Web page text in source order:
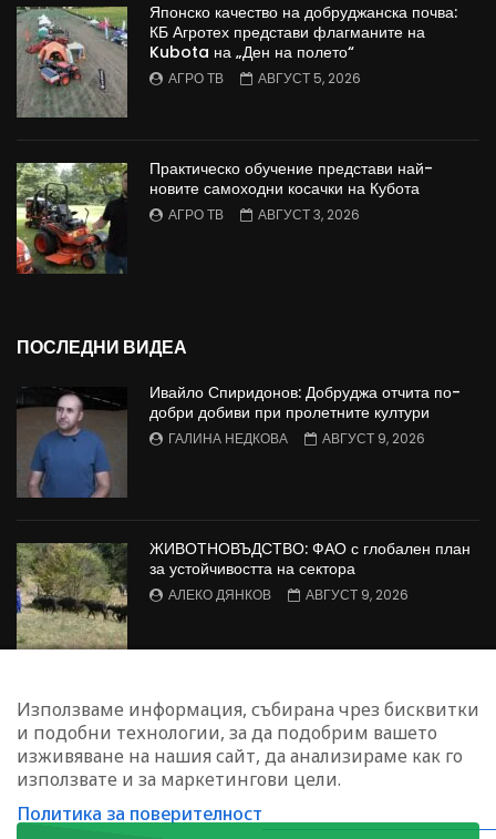
Японско качество на добруджанска почва:
КБ Агротех представи флагманите на
Kubota на „Ден на полето“
АГРО ТВ АВГУСТ 5, 2026
Практическо обучение представи най-
новите самоходни косачки на Кубота
АГРО ТВ АВГУСТ 3, 2026
ПОСЛЕДНИ ВИДЕА
Ивайло Спиридонов: Добруджа отчита по-
добри добиви при пролетните култури
ГАЛИНА НЕДКОВА АВГУСТ 9, 2026
ЖИВОТНОВЪДСТВО: ФАО с глобален план
за устойчивостта на сектора
АЛЕКО ДЯНКОВ АВГУСТ 9, 2026
Георги Андонов: Тежката администрация
затруднява работата на животновъдите
ИНЕС ЗЛАТАНОВА - ЙОНОВА
АВГУСТ 8, 2026
Използваме информация, събирана чрез бисквитки
и подобни технологии, за да подобрим вашето
изживяване на нашия сайт, да анализираме как го
използвате и за маркетингови цели.
Политика за поверителност
ЗАПИШЕТЕ СЕ ЗА НАШИЯ БЮЛЕТИН